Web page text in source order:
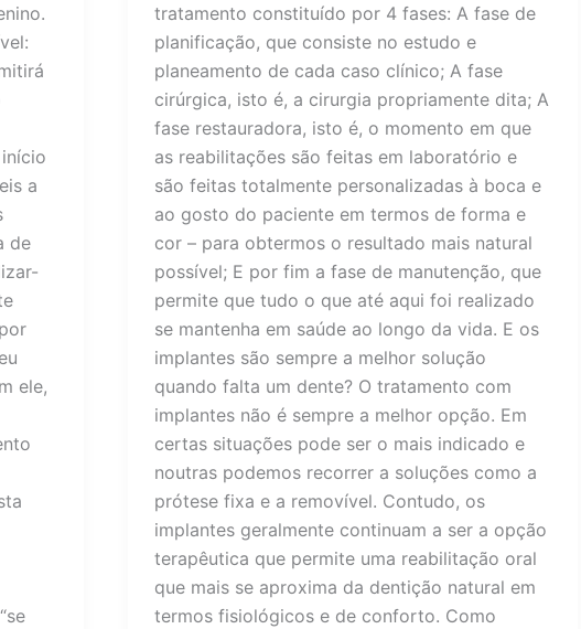
a
de
ele,
tratamento constituído por 4 fases: A fase de
planificação, que consiste no estudo e
planeamento de cada caso clínico; A fase
cirúrgica, isto é, a cirurgia propriamente dita; A
fase restauradora, isto é, o momento em que
as reabilitações são feitas em laboratório e
são feitas totalmente personalizadas à boca e
ao gosto do paciente em termos de forma e
cor – para obtermos o resultado mais natural
possível; E por fim a fase de manutenção, que
permite que tudo o que até aqui foi realizado
se mantenha em saúde ao longo da vida. E os
implantes são sempre a melhor solução
quando falta um dente? O tratamento com
implantes não é sempre a melhor opção. Em
certas situações pode ser o mais indicado e
noutras podemos recorrer a soluções como a
prótese fixa e a removível. Contudo, os
implantes geralmente continuam a ser a opção
terapêutica que permite uma reabilitação oral
que mais se aproxima da dentição natural em
termos fisiológicos e de conforto. Como